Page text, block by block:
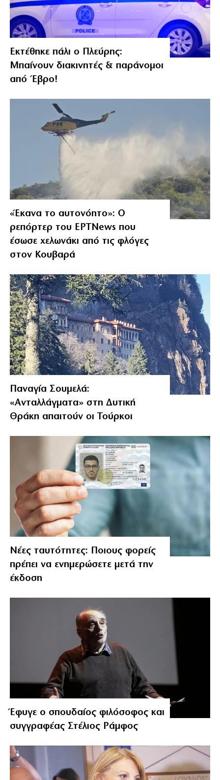
Εκτέθηκε πάλι ο Πλεύρης:
Μπαίνουν διακινητές & παράνομοι
από Έβρο!
«Έκανα το αυτονόητο»: Ο
ρεπόρτερ του ΕΡΤNews που
έσωσε χελωνάκι από τις φλόγες
στον Κουβαρά
Παναγία Σουμελά:
«Ανταλλάγματα» στη Δυτική
Θράκη απαιτούν οι Τούρκοι
Νέες ταυτότητες: Ποιους φορείς
πρέπει να ενημερώσετε μετά την
έκδοση
Έφυγε ο σπουδαίος φιλόσοφος και
συγγραφέας Στέλιος Ράμφος